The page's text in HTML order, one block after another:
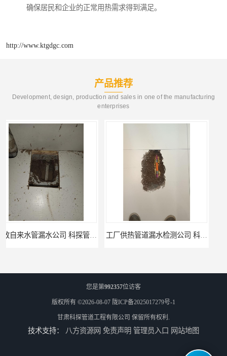
确保居民和企业的正常用热需求得到满足。
http://www.ktgdgc.com
产品推荐
Development, design, production and sales in one of the manufacturing
enterprises
工厂供热管道漏水检测公司 科探管道工程 公司仪器测漏电话 科探管道工程
您是第992357位访客
版权所有 ©2026-08-07 陇ICP备2025017279号-1
甘肃科探管道工程有限公司 保留所有权利.
技术支持： 八方资源网 免责声明 管理员入口 网站地图